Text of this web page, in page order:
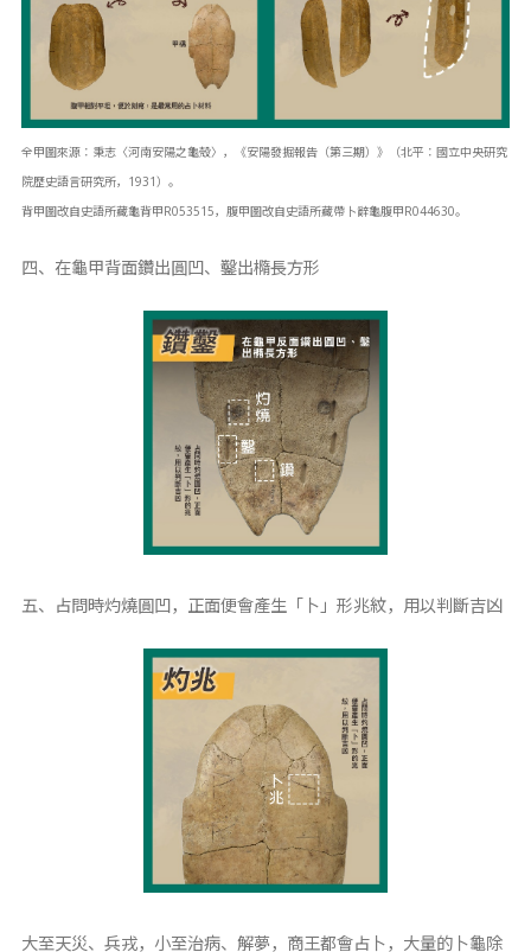
全甲圖來源：秉志〈河南安陽之龜殼〉，《安陽發掘報告（第三期）》（北平：國立中央研究
院歷史語言研究所，1931）。
背甲圖改自史語所藏龜背甲R053515，腹甲圖改自史語所藏帶卜辭龜腹甲R044630。
四、在龜甲背面鑽出圓凹、鑿出橢長方形
五、占問時灼燒圓凹，正面便會產生「卜」形兆紋，用以判斷吉凶
大至天災、兵戎，小至治病、解夢，商王都會占卜，大量的卜龜除